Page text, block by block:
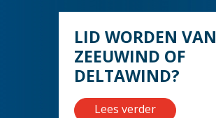
LID WORDEN VAN
ZEEUWIND OF
DELTAWIND?
Lees verder